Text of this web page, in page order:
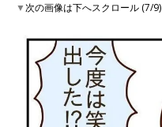
▼次の画像は下へスクロール (7/9)